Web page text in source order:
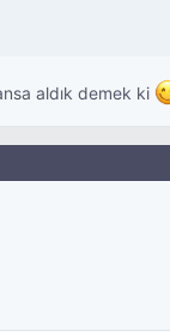
aldık demek ki